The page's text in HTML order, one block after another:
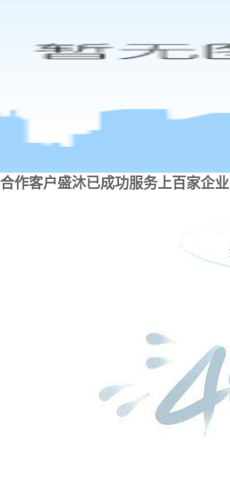
合作客户盛沐已成功服务上百家企业